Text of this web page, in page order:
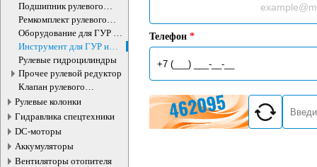
Подшипник рулевого
агрегата
Ремкомплект рулевого
редуктора
Оборудование для ГУР и
ЭУР
Инструмент для ГУР и
ЭУР
Рулевые гидроцилиндры
Прочее рулевой редуктор
Клапан рулевого
гидроцилиндра
Рулевые колонки
Гидравлика спецтехники
DC-моторы
Аккумуляторы
Вентиляторы отопителя
Телефон *